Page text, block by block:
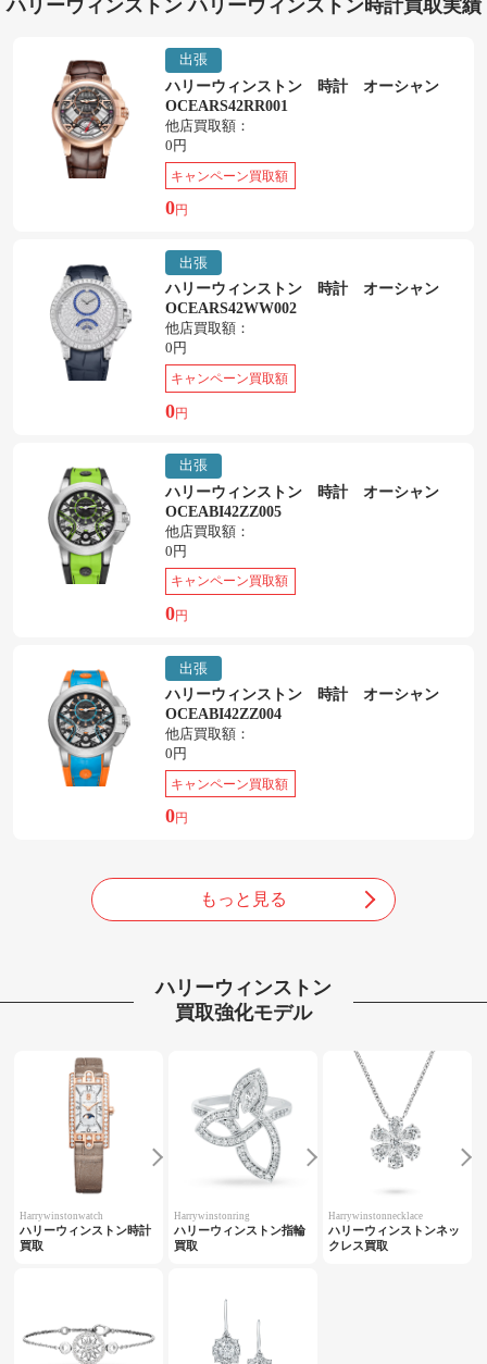
ハリーウィンストン ハリーウィンストン時計買取実績
出張
ハリーウィンストン 時計 オーシャン
OCEARS42RR001
他店買取額：
0円
キャンペーン買取額
0円
出張
ハリーウィンストン 時計 オーシャン
OCEARS42WW002
他店買取額：
0円
キャンペーン買取額
0円
出張
ハリーウィンストン 時計 オーシャン
OCEABI42ZZ005
他店買取額：
0円
キャンペーン買取額
0円
出張
ハリーウィンストン 時計 オーシャン
OCEABI42ZZ004
他店買取額：
0円
キャンペーン買取額
0円
もっと見る
ハリーウィンストン
買取強化モデル
Harrywinstonwatch
ハリーウィンストン時計
買取
Harrywinstonring
ハリーウィンストン指輪
買取
Harrywinstonnecklace
ハリーウィンストンネッ
クレス買取